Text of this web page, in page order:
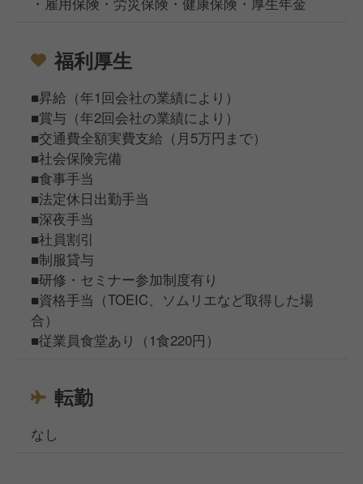
福利厚生
■昇給（年1回会社の業績により）
■賞与（年2回会社の業績により）
■交通費全額実費支給（月5万円まで）
■社会保険完備
■食事手当
■法定休日出勤手当
■深夜手当
■社員割引
■制服貸与
■研修・セミナー参加制度有り
■資格手当（TOEIC、ソムリエなど取得した場
合）
■従業員食堂あり（1食220円）
転勤
なし